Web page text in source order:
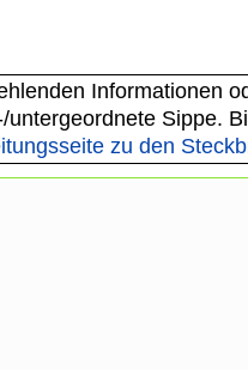
Informationen
untergeordnete Sippe.
zu den